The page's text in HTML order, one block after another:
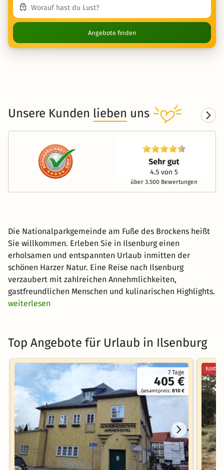
Angebote finden
Unsere Kunden lieben uns
über 3.500 Bewertungen
Die Nationalparkgemeinde am Fuße des Brockens heißt
Sie willkommen. Erleben Sie in Ilsenburg einen
erholsamen und entspannten Urlaub inmitten der
schönen Harzer Natur. Eine Reise nach Ilsenburg
verzaubert mit zahlreichen Annehmlichkeiten,
gastfreundlichen Menschen und kulinarischen Highlights.
weiterlesen
Top Angebote für Urlaub in Ilsenburg
7 Tage
405 €
Gesamtpreis:810 €